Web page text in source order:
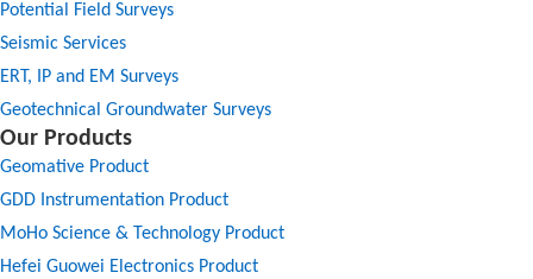
Potential Field Surveys
Seismic Services
ERT, IP and EM Surveys
Geotechnical Groundwater Surveys
Our Products
Geomative Product
GDD Instrumentation Product
MoHo Science & Technology Product
Hefei Guowei Electronics Product